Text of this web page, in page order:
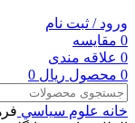
ورود / ثبت نام
0 مقایسه
0 علاقه مندی
0 محصول ریال
خانه علوم سياسي